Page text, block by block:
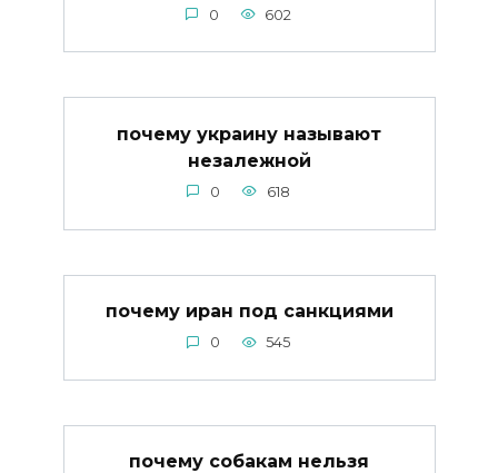
0 602
почему украину называют
незалежной
0 618
почему иран под санкциями
0 545
почему собакам нельзя